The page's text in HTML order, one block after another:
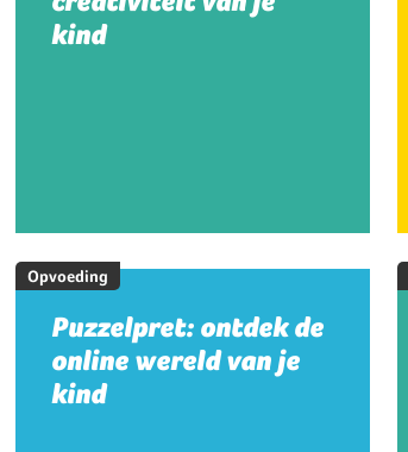
kind
Opvoeding
Puzzelpret: ontdek de
online wereld van je
kind